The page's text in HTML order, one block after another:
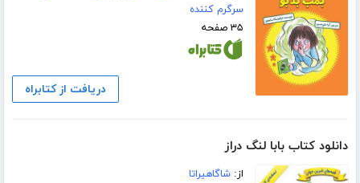
سرگرم کننده
۳۵ صفحه
دریافت از کتابراه
دانلود کتاب بابا لنگ دراز
از:شاگاهیراتا